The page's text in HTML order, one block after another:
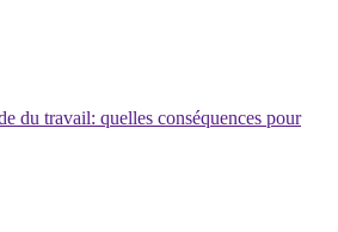
du travail: quelles conséquences pour